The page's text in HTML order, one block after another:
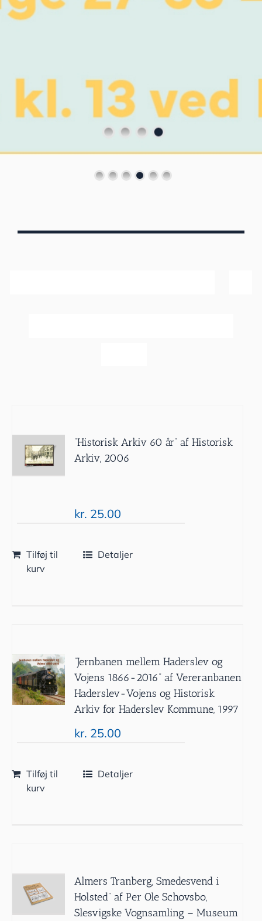
”Historisk Arkiv 60 år” af Historisk
Arkiv, 2006
kr. 25.00
Tilføj til
kurv
Detaljer
”Jernbanen mellem Haderslev og
Vojens 1866-2016” af Vereranbanen
Haderslev-Vojens og Historisk
Arkiv for Haderslev Kommune, 1997
kr. 25.00
Tilføj til
kurv
Detaljer
Almers Tranberg, Smedesvend i
Holsted” af Per Ole Schovsbo,
Slesvigske Vognsamling – Museum